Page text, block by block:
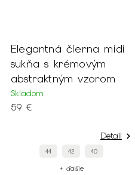
Elegantná čierna midi
sukňa s krémovým
abstraktným vzorom
Skladom
59 €
Detail
44 42 40
+ ďalšie